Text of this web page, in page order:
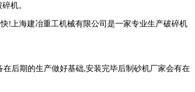
机。
!上海建冶重工机械有限公司是一家专业生产破碎机
后期的生产做好基础,安装完毕后制砂机厂家会有在